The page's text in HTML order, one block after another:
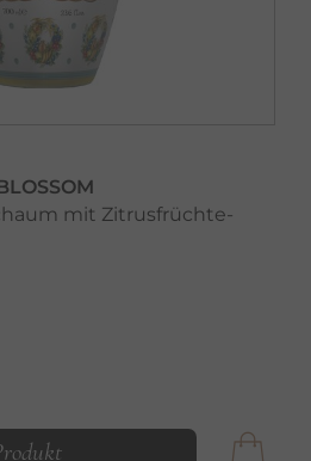
mit Zitrusfrüchte-